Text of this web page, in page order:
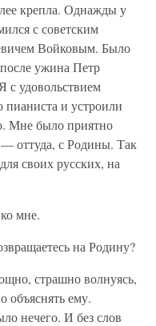
крепла. Однажды у
с советским
Войковым. Было
ужина Петр
с удовольствием
пианиста и устроили
Мне было приятно
— оттуда, с Родины. Так
своих русских, на
мне.
на Родину?
страшно волнуясь,
объяснять ему.
нечего. И без слов